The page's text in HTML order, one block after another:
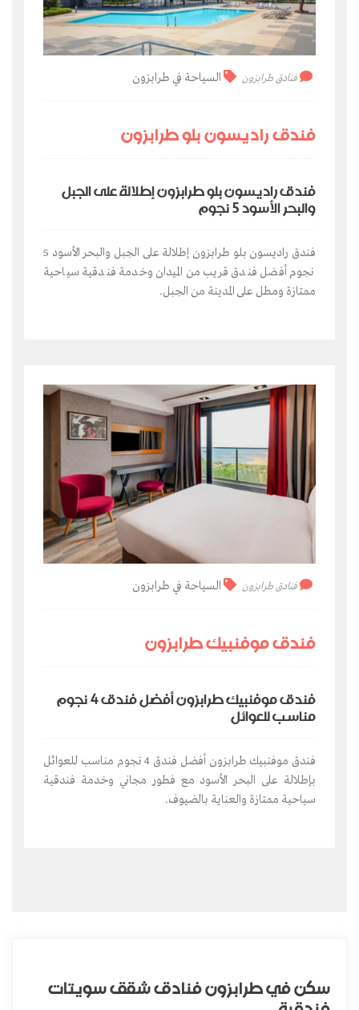
فنادق طرابزون السياحة في طرابزون
فندق راديسون بلو طرابزون
فندق راديسون بلو طرابزون إطلالة على الجبل
والبحر الأسود 5 نجوم
فندق راديسون بلو طرابزون إطلالة على الجبل والبحر الأسود 5
نجوم أفضل فندق قريب من الميدان وخدمة فندقية سياحية
ممتازة ومطل على المدينة من الجبل.
فنادق طرابزون السياحة في طرابزون
فندق موفنبيك طرابزون
فندق موفنبيك طرابزون أفضل فندق 4 نجوم
مناسب للعوائل
فندق موفنبيك طرابزون أفضل فندق 4 نجوم مناسب للعوائل
بإطلالة على البحر الأسود مع فطور مجاني وخدمة فندقية
سياحية ممتازة والعناية بالضيوف.
سكن في طرابزون فنادق شقق سويتات